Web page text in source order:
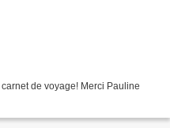
de voyage! Merci Pauline